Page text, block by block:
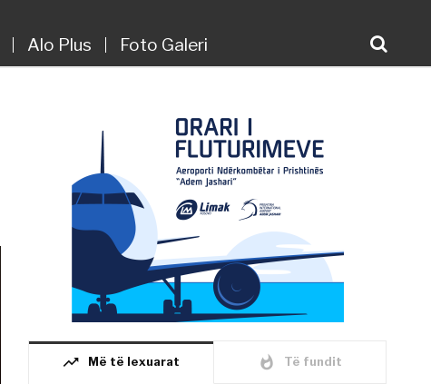
Alo Plus Foto Galeri
trending_up Më të lexuarat whatshot Të fundit